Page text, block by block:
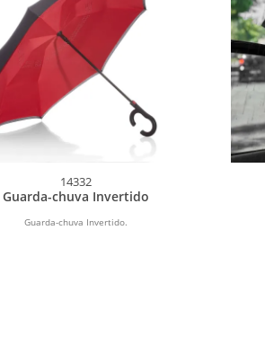
14332
Guarda-chuva Invertido
Guarda-chuva Invertido.